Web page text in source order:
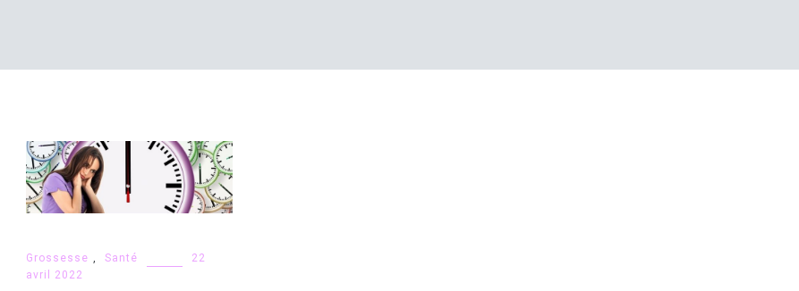
Grossesse , Santé
22
avril 2022